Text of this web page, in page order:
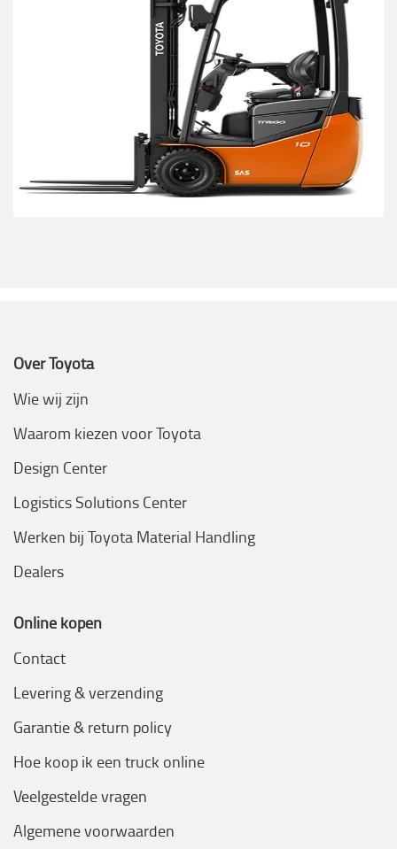
Over Toyota
Wie wij zijn
Waarom kiezen voor Toyota
Design Center
Logistics Solutions Center
Werken bij Toyota Material Handling
Dealers
Online kopen
Contact
Levering & verzending
Garantie & return policy
Hoe koop ik een truck online
Veelgestelde vragen
Algemene voorwaarden